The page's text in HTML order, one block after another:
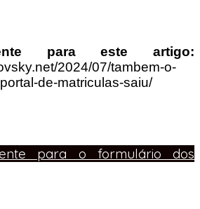
para este artigo:
2024/07/tambem-o-
de-matriculas-saiu/
para o formulário dos